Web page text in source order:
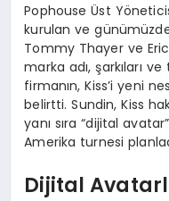
Pophouse Üst
kurulan ve
Tommy Thayer ve
marka adı, şarkıları
firmanın, Kiss’i yeni
belirtti. Sundin, Kiss
yanı sıra “dijital
Amerika turnesi
Dijital